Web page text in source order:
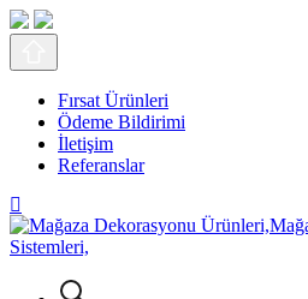
Fırsat Ürünleri
Ödeme Bildirimi
İletişim
Referanslar